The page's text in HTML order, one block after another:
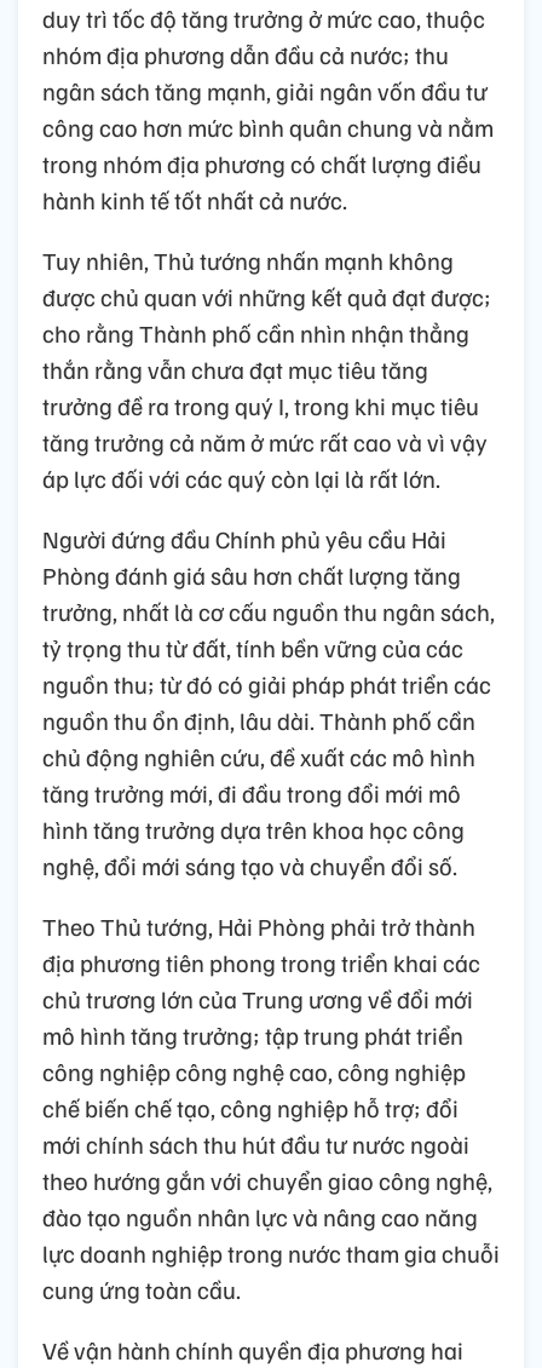
duy trì tốc độ tăng trưởng ở mức cao, thuộc
nhóm địa phương dẫn đầu cả nước; thu
ngân sách tăng mạnh, giải ngân vốn đầu tư
công cao hơn mức bình quân chung và nằm
trong nhóm địa phương có chất lượng điều
hành kinh tế tốt nhất cả nước.
Tuy nhiên, Thủ tướng nhấn mạnh không
được chủ quan với những kết quả đạt được;
cho rằng Thành phố cần nhìn nhận thẳng
thắn rằng vẫn chưa đạt mục tiêu tăng
trưởng đề ra trong quý I, trong khi mục tiêu
tăng trưởng cả năm ở mức rất cao và vì vậy
áp lực đối với các quý còn lại là rất lớn.
Người đứng đầu Chính phủ yêu cầu Hải
Phòng đánh giá sâu hơn chất lượng tăng
trưởng, nhất là cơ cấu nguồn thu ngân sách,
tỷ trọng thu từ đất, tính bền vững của các
nguồn thu; từ đó có giải pháp phát triển các
nguồn thu ổn định, lâu dài. Thành phố cần
chủ động nghiên cứu, đề xuất các mô hình
tăng trưởng mới, đi đầu trong đổi mới mô
hình tăng trưởng dựa trên khoa học công
nghệ, đổi mới sáng tạo và chuyển đổi số.
Theo Thủ tướng, Hải Phòng phải trở thành
địa phương tiên phong trong triển khai các
chủ trương lớn của Trung ương về đổi mới
mô hình tăng trưởng; tập trung phát triển
công nghiệp công nghệ cao, công nghiệp
chế biến chế tạo, công nghiệp hỗ trợ; đổi
mới chính sách thu hút đầu tư nước ngoài
theo hướng gắn với chuyển giao công nghệ,
đào tạo nguồn nhân lực và nâng cao năng
lực doanh nghiệp trong nước tham gia chuỗi
cung ứng toàn cầu.
Về vận hành chính quyền địa phương hai